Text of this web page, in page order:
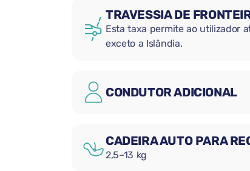
TRAVESSIA DE
Esta taxa permite ao utilizador
exceto a Islândia.
CONDUTOR ADICIONAL
CADEIRA AUTO PARA
2,5–13 kg